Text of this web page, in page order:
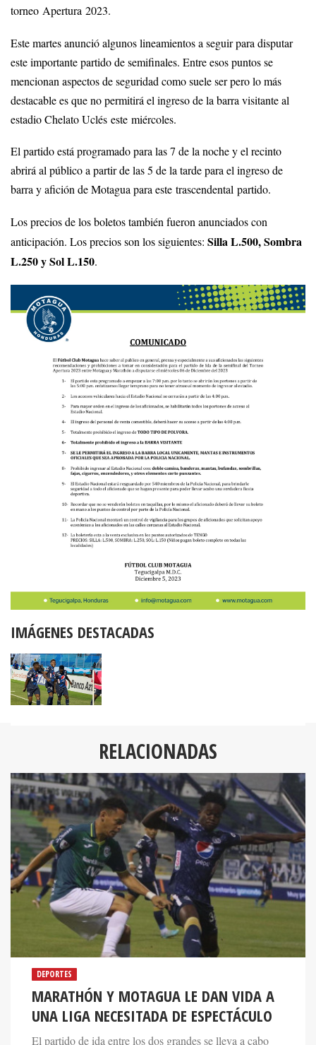
torneo Apertura 2023.
Este martes anunció algunos lineamientos a seguir para disputar
este importante partido de semifinales. Entre esos puntos se
mencionan aspectos de seguridad como suele ser pero lo más
destacable es que no permitirá el ingreso de la barra visitante al
estadio Chelato Uclés este miércoles.
El partido está programado para las 7 de la noche y el recinto
abrirá al público a partir de las 5 de la tarde para el ingreso de
barra y afición de Motagua para este trascendental partido.
Los precios de los boletos también fueron anunciados con
anticipación. Los precios son los siguientes: Silla L.500, Sombra
L.250 y Sol L.150.
IMÁGENES DESTACADAS
RELACIONADAS
DEPORTES
MARATHÓN Y MOTAGUA LE DAN VIDA A
UNA LIGA NECESITADA DE ESPECTÁCULO
El partido de ida entre los dos grandes se lleva a cabo